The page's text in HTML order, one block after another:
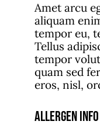
Amet arcu
aliquam
tempor eu,
Tellus
tempor
quam sed
eros, nisl,
Allergen Info